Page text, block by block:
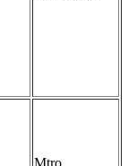
Mtro.